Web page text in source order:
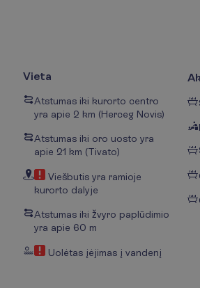
Vieta
Atstumas iki kurorto centro
yra apie 2 km (Herceg Novis)
Atstumas iki oro uosto yra
apie 21 km (Tivato)
Viešbutis yra ramioje
kurorto dalyje
Atstumas iki žvyro paplūdimio
yra apie 60 m
Uolėtas įėjimas į vandenį